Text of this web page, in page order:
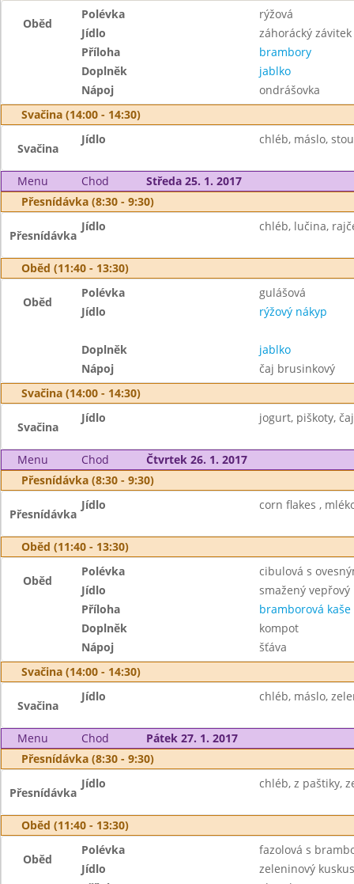
Oběd
Polévka
rýžová
Jídlo
záhorácký závitek
Příloha
brambory
Doplněk
jablko
Nápoj
ondrášovka
Svačina (14:00 - 14:30)
Svačina
Jídlo chléb, máslo,
Menu Chod
Středa 25. 1. 2017
Přesnídávka (8:30 - 9:30)
Přesnídávka
Jídlo chléb, lučina,
Oběd (11:40 - 13:30)
Oběd
Polévka
gulášová
Jídlo
rýžový nákyp
Doplněk
jablko
Nápoj
čaj brusinkový
Svačina (14:00 - 14:30)
Svačina
Jídlo jogurt, piškoty,
Menu Chod
Čtvrtek 26. 1. 2017
Přesnídávka (8:30 - 9:30)
Přesnídávka
Jídlo corn flakes ,
Oběd (11:40 - 13:30)
Oběd
Polévka
cibulová s
Jídlo
smažený vepřový
Příloha
bramborová kaše
Doplněk
kompot
Nápoj
šťáva
Svačina (14:00 - 14:30)
Svačina
Jídlo chléb, máslo,
Menu Chod
Pátek 27. 1. 2017
Přesnídávka (8:30 - 9:30)
Přesnídávka
Jídlo chléb, z paštiky,
Oběd (11:40 - 13:30)
Oběd
Polévka
fazolová s
Jídlo
zeleninový